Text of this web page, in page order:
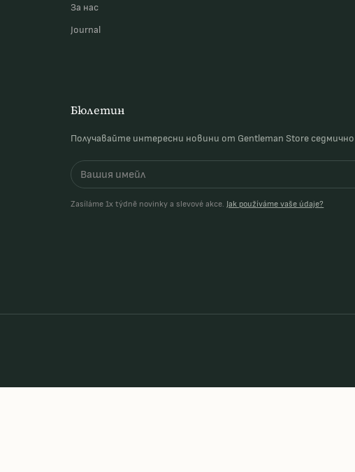
За наc
Journal
Бюлетин
Получавайте интересни новини от Gentleman Store
Zasíláme 1x týdně novinky a slevové akce.Jak používáme vaše údaje?